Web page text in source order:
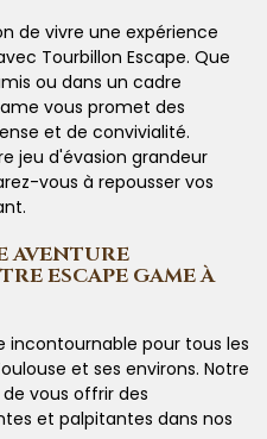
de vivre une expérience
Tourbillon Escape. Que
ou dans un cadre
vous promet des
et de convivialité.
jeu d'évasion grandeur
vous à repousser vos
AVENTURE
ESCAPE GAME À
incontournable pour tous les
et ses environs. Notre
vous offrir des
et palpitantes dans nos